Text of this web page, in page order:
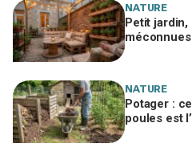
NATURE
Petit
NATURE
Potager :
poules est